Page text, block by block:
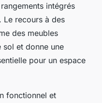
intégrés
Le recours à des
des meubles
sol et donne une
pour un espace
fonctionnel et